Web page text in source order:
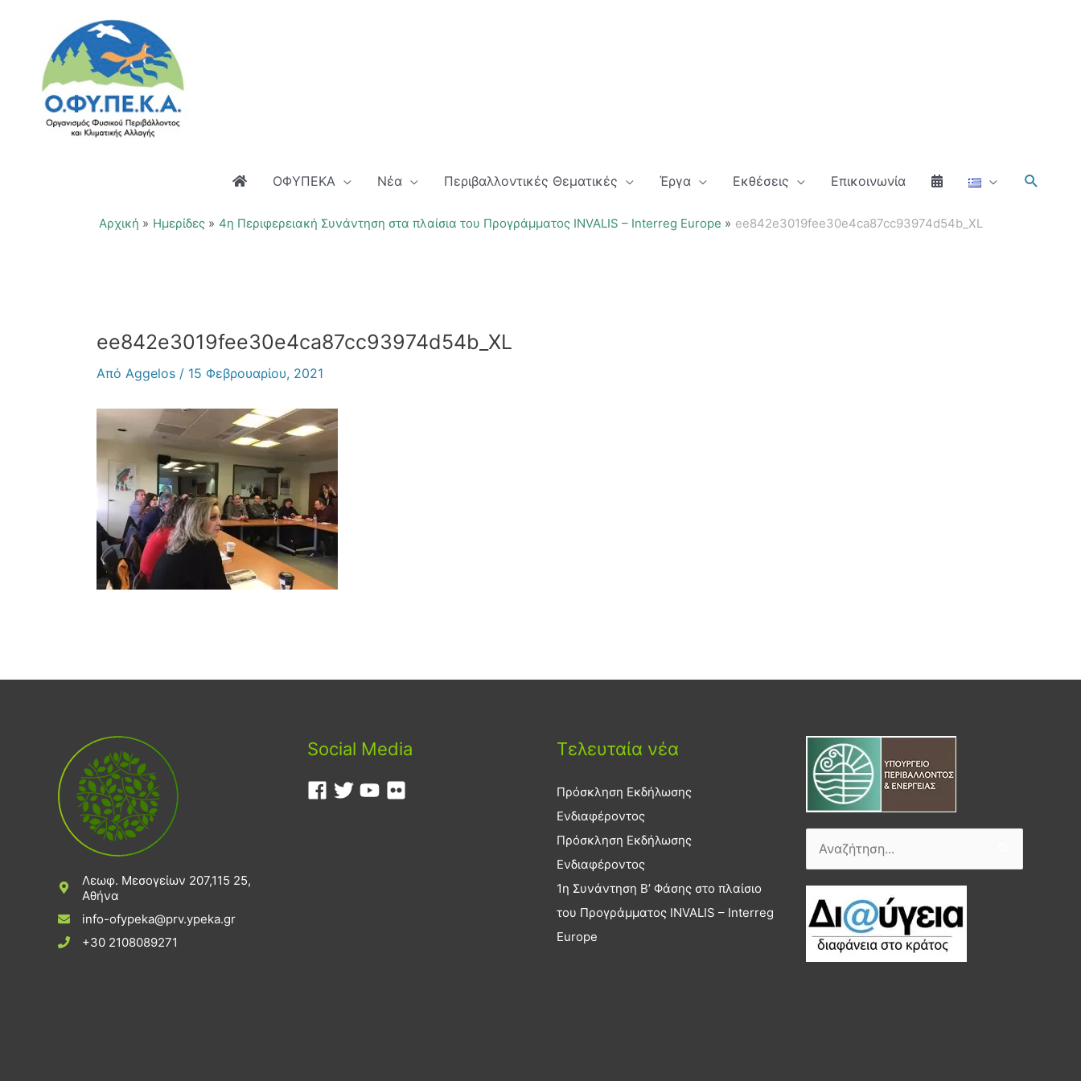
περιεχόμενο
ΟΦΥΠΕΚΑ Νέα Περιβαλλοντικές Θεματικές Έργα Εκθέσεις Επικοινωνία
Αρχική Ημερίδες 4η Περιφερειακή Συνάντηση στα πλαίσια του Προγράμματος INVALIS – Interreg Europe ee842e3019fee30e4ca87cc93974d54b_XL
ee842e3019fee30e4ca87cc93974d54b_XL
Από Aggelos / 15 Φεβρουαρίου, 2021
Λεωφ. Μεσογείων 207,115 25,
Αθήνα
info-ofypeka@prv.ypeka.gr
+30 2108089271
Social Media Τελευταία νέα
Πρόσκληση Εκδήλωσης
Ενδιαφέροντος
Πρόσκληση Εκδήλωσης
Ενδιαφέροντος
1η Συνάντηση Β’ Φάσης στο πλαίσιο
του Προγράμματος INVALIS – Interreg
Europe
Αναζήτηση